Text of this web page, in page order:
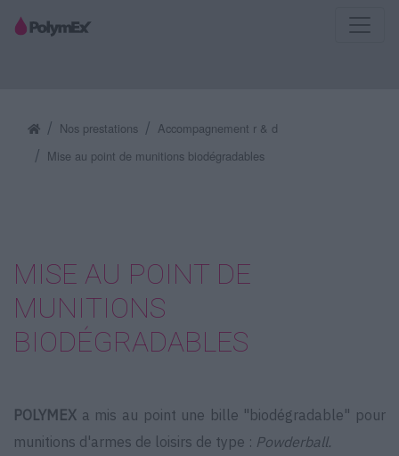
Nos prestations
Accompagnement r & d
Mise au point de munitions biodégradables
MISE AU POINT DE
MUNITIONS
BIODÉGRADABLES
POLYMEX a mis au point une bille "biodégradable" pour
munitions d'armes de loisirs de type : Powderball.